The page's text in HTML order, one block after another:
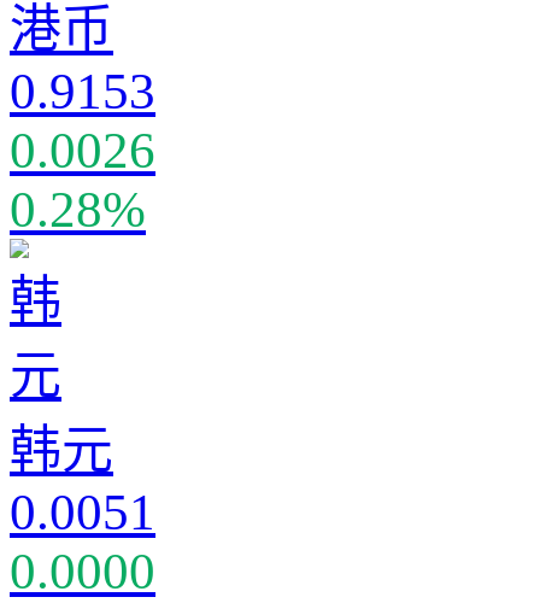
港币
0.9153
0.0026
0.28%
韩元
0.0051
0.0000